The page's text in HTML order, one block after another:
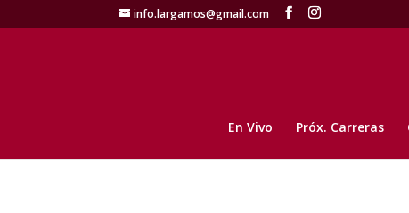
info.largamos@gmail.com
En Vivo Próx. Carreras